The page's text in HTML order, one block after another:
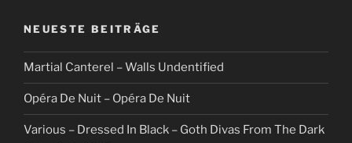
NEUESTE BEITRÄGE
Martial Canterel – Walls Undentified
Opéra De Nuit – Opéra De Nuit
Various – Dressed In Black – Goth Divas From The Dark